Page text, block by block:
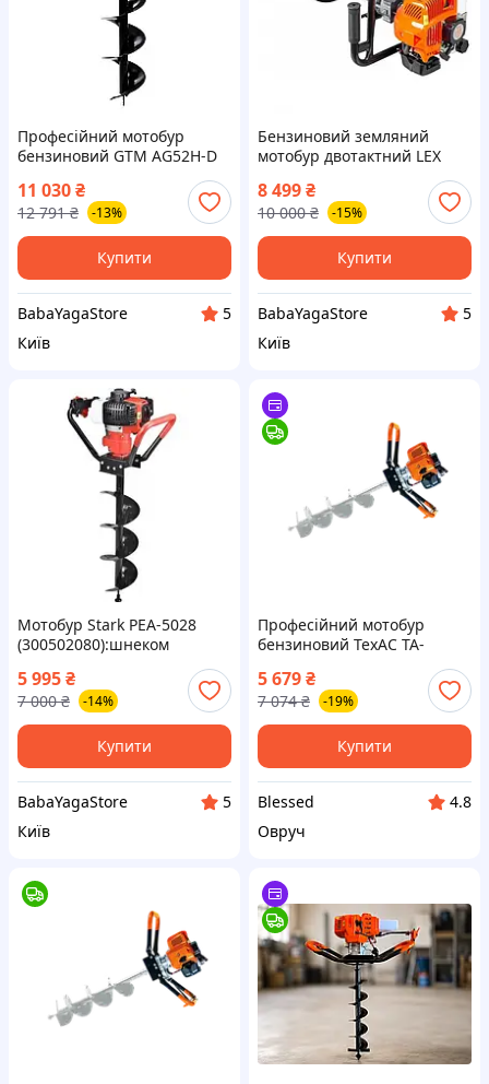
Професійний мотобур
бензиновий GTM AG52H-D
1,46 кВт без шнеку (83116)
11 030₴
12 791 ₴ -13%
Купити
BabaYagaStore
5
Київ
Бензиновий земляний
мотобур двотактний LEX
LXGD670 : 4,9 кВт / 6,7 к.с. (3
шнека в комплекті)
8 499₴
10 000 ₴ -15%
Купити
BabaYagaStore
5
Київ
Мотобур Stark PEA-5028
(300502080):шнеком
5 995₴
7 000 ₴ -14%
Купити
BabaYagaStore
5
Київ
Професійний мотобур
бензиновий ТехАС TA-
GA1900)
5 679₴
7 074 ₴ -19%
Купити
Blessed
4.8
Овруч